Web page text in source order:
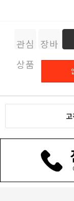
관심
상품
장바
구니